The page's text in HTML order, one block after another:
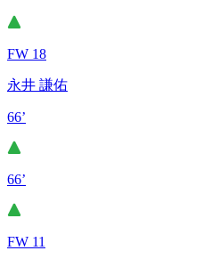
FW 18
永井 謙佑
66’
66’
FW 11